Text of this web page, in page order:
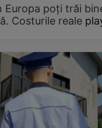
Europa poți trăi
Costurile reale